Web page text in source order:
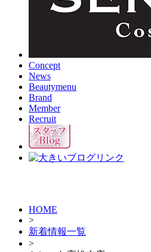
Concept
News
Beautymenu
Brand
Member
Recruit
HOME
>
新着情報一覧
>